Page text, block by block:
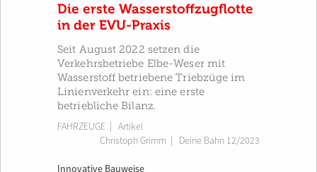
Die erste Wasserstoffzugflotte
in der EVU-Praxis
Seit August 2022 setzen die
Verkehrsbetriebe Elbe-Weser mit
Wasserstoff betriebene Triebzüge im
Linienverkehr ein: eine erste
betriebliche Bilanz.
FAHRZEUGE | Artikel
Christoph Grimm
Deine Bahn 12/2023
Innovative Bauweise